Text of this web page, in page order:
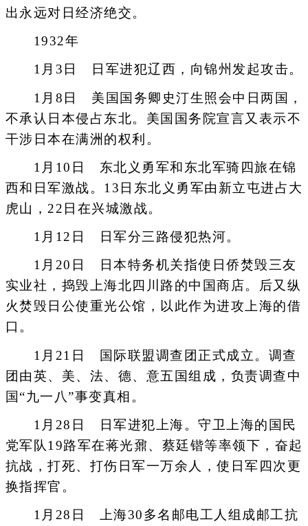
出永远对日经济绝交。
1932年
1月3日 日军进犯辽西，向锦州发起攻击。
1月8日 美国国务卿史汀生照会中日两国，
不承认日本侵占东北。美国国务院宣言又表示不
干涉日本在满洲的权利。
1月10日 东北义勇军和东北军骑四旅在锦
西和日军激战。13日东北义勇军由新立屯进占大
虎山，22日在兴城激战。
1月12日 日军分三路侵犯热河。
1月20日 日本特务机关指使日侨焚毁三友
实业社，捣毁上海北四川路的中国商店。后又纵
火焚毁日公使重光公馆，以此作为进攻上海的借
口。
1月21日 国际联盟调查团正式成立。调查
团由英、美、法、德、意五国组成，负责调查中
国“九一八”事变真相。
1月28日 日军进犯上海。守卫上海的国民
党军队19路军在蒋光鼐、蔡廷锴等率领下，奋起
抗战，打死、打伤日军一万余人，使日军四次更
换指挥官。
1月28日 上海30多名邮电工人组成邮工抗